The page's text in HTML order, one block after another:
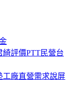
評價PTT民營台
工廠直營需求說屏